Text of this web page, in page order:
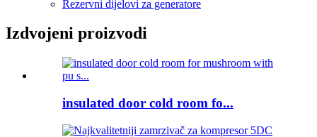
Rezervni dijelovi za generatore
Izdvojeni proizvodi
insulated door cold room fo...